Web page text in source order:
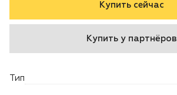
Культиваторы
Двигатели
Аксессуары
Купить сейчас
Купить у партнёров
Тип